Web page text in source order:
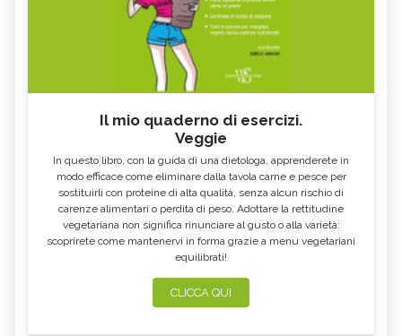
Il mio quaderno di esercizi.
Veggie
In questo libro, con la guida di una dietologa, apprenderete in
modo efficace come eliminare dalla tavola carne e pesce per
sostituirli con proteine di alta qualità, senza alcun rischio di
carenze alimentari o perdita di peso. Adottare la rettitudine
vegetariana non significa rinunciare al gusto o alla varietà:
scoprirete come mantenervi in forma grazie a menu vegetariani
equilibrati!
CLICCA QUI